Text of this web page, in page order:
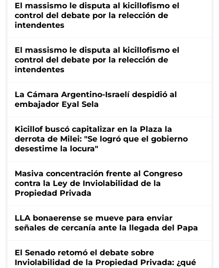
El massismo le disputa al kicillofismo el
control del debate por la relección de
intendentes
El massismo le disputa al kicillofismo el
control del debate por la relección de
intendentes
La Cámara Argentino-Israelí despidió al
embajador Eyal Sela
Kicillof buscó capitalizar en la Plaza la
derrota de Milei: "Se logró que el gobierno
desestime la locura"
Masiva concentración frente al Congreso
contra la Ley de Inviolabilidad de la
Propiedad Privada
LLA bonaerense se mueve para enviar
señales de cercanía ante la llegada del Papa
El Senado retomó el debate sobre
Inviolabilidad de la Propiedad Privada: ¿qué